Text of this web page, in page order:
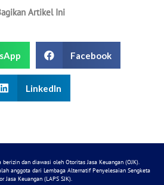
Artikel Ini
Facebook
LinkedIn
dan diawasi oleh Otoritas Jasa Keuangan (OJK).
anggota dari Lembaga Alternatif Penyelesaian Sengketa
Jasa Keuangan (LAPS SJK).